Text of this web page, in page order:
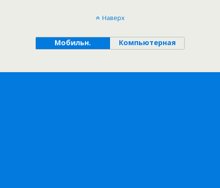
Наверх
Мобильн. Компьютерная